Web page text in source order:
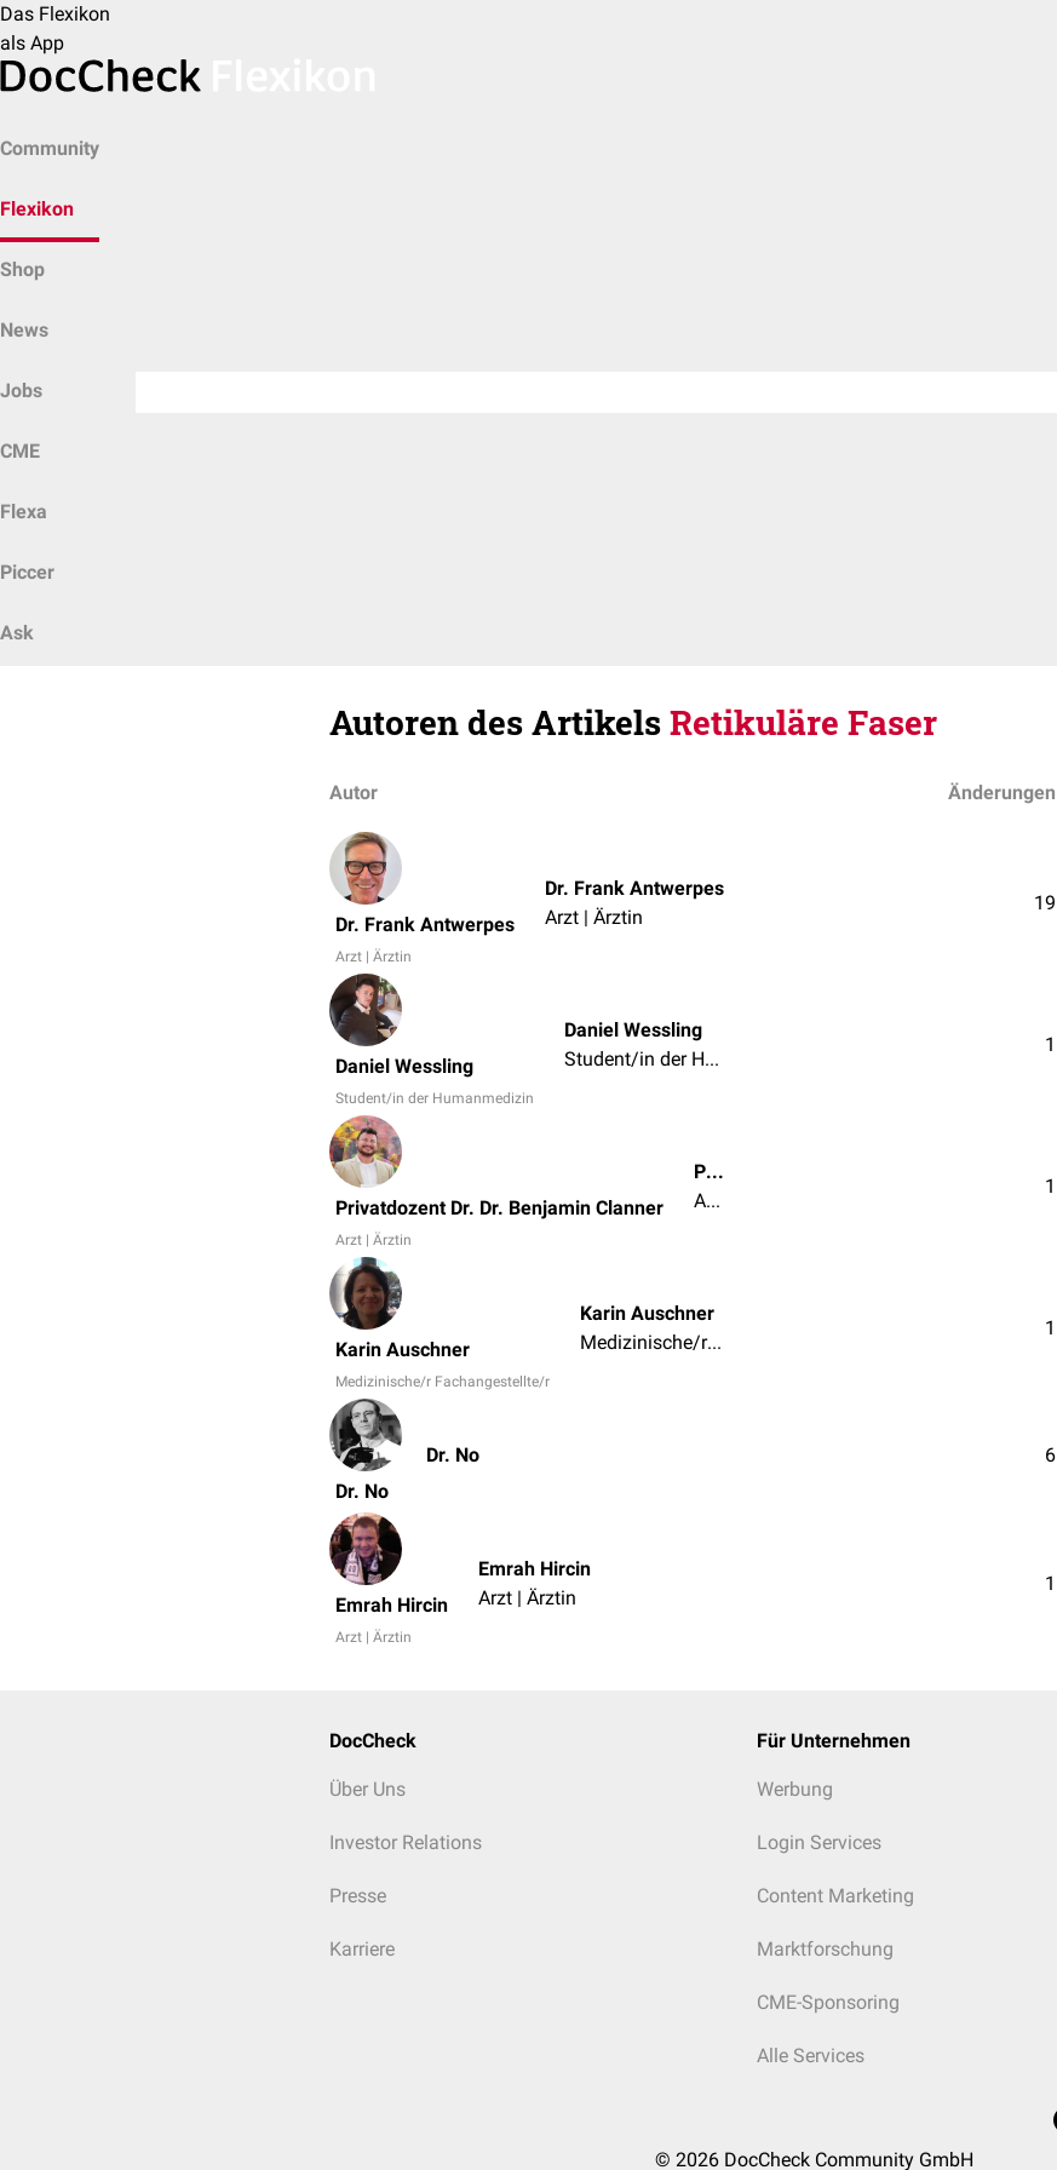
Das Flexikon
als App
Community
Flexikon
Shop
News
Jobs
CME
Flexa
Piccer
Ask
Autoren des ArtikelsRetikuläre Faser
Autor Änderungen
Dr. Frank Antwerpes
Arzt | Ärztin
Dr. Frank Antwerpes
Arzt | Ärztin
19
Daniel Wessling
Student/in der Humanmedizin
Daniel Wessling
Student/in der Humanmedizin
1
Privatdozent Dr. Dr. Benjamin Clanner
Arzt | Ärztin
Privatdozent Dr. Dr. Benjamin Clanner
Arzt | Ärztin
1
Karin Auschner
Medizinische/r Fachangestellte/r
Karin Auschner
Medizinische/r Fachangestellte/r
1
Dr. No
Dr. No 6
Emrah Hircin
Arzt | Ärztin
Emrah Hircin
Arzt | Ärztin
1
DocCheck
Über Uns
Investor Relations
Presse
Karriere
Für Unternehmen
Werbung
Login Services
Content Marketing
Marktforschung
CME-Sponsoring
Alle Services
© 2026 DocCheck Community GmbH